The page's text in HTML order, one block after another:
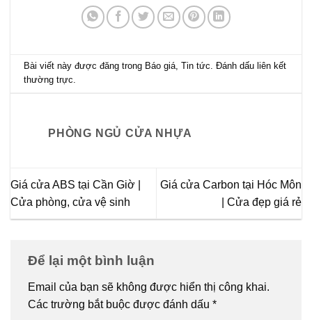
Bài viết này được đăng trong Báo giá,Tin tức. Đánh dấu liên kết
thường trực.
PHÒNG NGỦ CỬA NHỰA
Giá cửa ABS tại Cần Giờ |
Cửa phòng, cửa vệ sinh
Giá cửa Carbon tại Hóc Môn
| Cửa đẹp giá rẻ
Để lại một bình luận
Email của bạn sẽ không được hiển thị công khai.
Các trường bắt buộc được đánh dấu *